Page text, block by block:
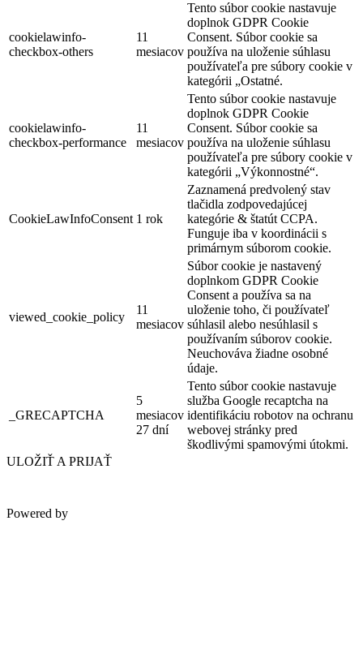
cookielawinfo-
checkbox-others
11
mesiacov
Tento súbor cookie nastavuje
doplnok GDPR Cookie
Consent. Súbor cookie sa
používa na uloženie súhlasu
používateľa pre súbory cookie v
kategórii „Ostatné.
cookielawinfo-
checkbox-performance
11
mesiacov
Tento súbor cookie nastavuje
doplnok GDPR Cookie
Consent. Súbor cookie sa
používa na uloženie súhlasu
používateľa pre súbory cookie v
kategórii „Výkonnostné“.
CookieLawInfoConsent 1 rok
Zaznamená predvolený stav
tlačidla zodpovedajúcej
kategórie & štatút CCPA.
Funguje iba v koordinácii s
primárnym súborom cookie.
viewed_cookie_policy
11
mesiacov
Súbor cookie je nastavený
doplnkom GDPR Cookie
Consent a používa sa na
uloženie toho, či používateľ
súhlasil alebo nesúhlasil s
používaním súborov cookie.
Neuchováva žiadne osobné
údaje.
_GRECAPTCHA
5
mesiacov
27 dní
Tento súbor cookie nastavuje
služba Google recaptcha na
identifikáciu robotov na ochranu
webovej stránky pred
škodlivými spamovými útokmi.
ULOŽIŤ A PRIJAŤ
Powered by